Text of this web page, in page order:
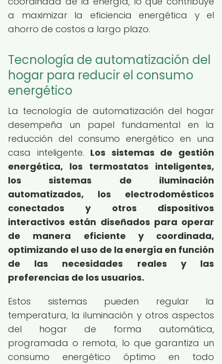
a maximizar la eficiencia energética y el
ahorro de costos a largo plazo.
Tecnología de automatización del
hogar para reducir el consumo
energético
La tecnología de automatización del hogar
desempeña un papel fundamental en la
reducción del consumo energético en una
casa inteligente. Los sistemas de gestión
energética, los termostatos inteligentes,
los sistemas de iluminación
automatizados, los electrodomésticos
conectados y otros dispositivos
interactivos están diseñados para operar
de manera eficiente y coordinada,
optimizando el uso de la energía en función
de las necesidades reales y las
preferencias de los usuarios.
Estos sistemas pueden regular la
temperatura, la iluminación y otros aspectos
del hogar de forma automática,
programada o remota, lo que garantiza un
consumo energético óptimo en todo